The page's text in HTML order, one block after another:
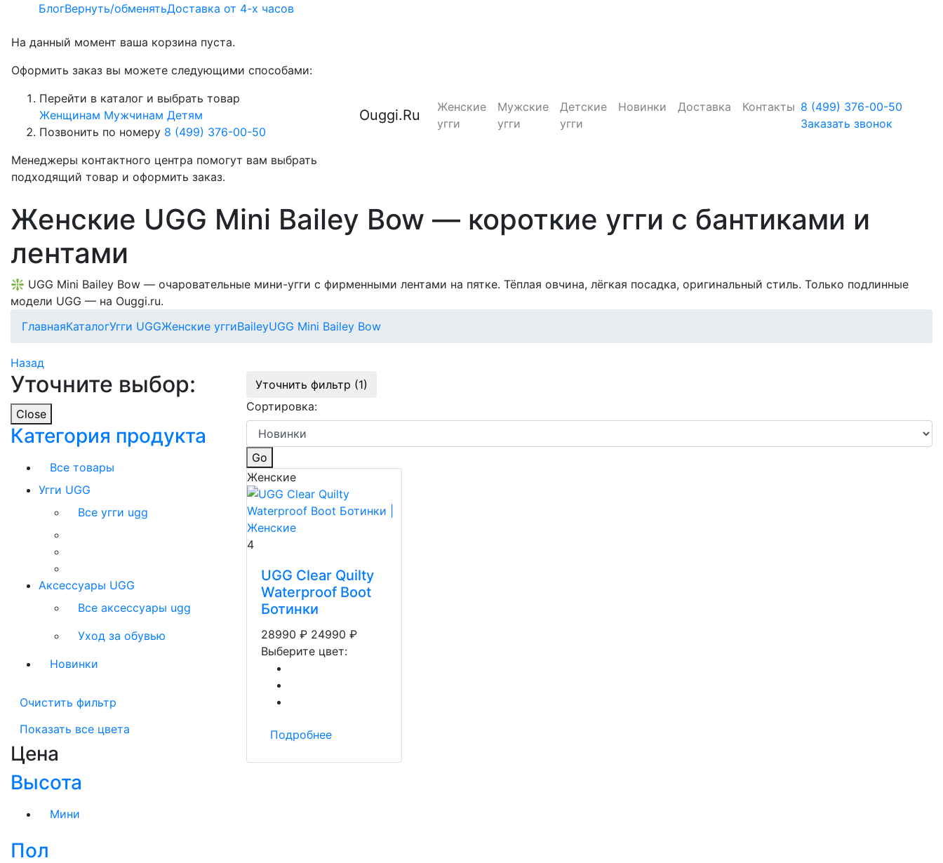
БлогВернуть/обменятьДоставка от 4-х часов
На данный момент ваша корзина пуста.
Оформить заказ вы можете следующими способами:
Перейти в каталог и выбрать товар
Женщинам Мужчинам Детям
Позвонить по номеру 8 (499) 376-00-50
Менеджеры контактного центра помогут вам выбрать
подходящий товар и оформить заказ.
Ouggi.Ru
Женские
угги
Мужские
угги
Детские
угги
Новинки Доставка Контакты 8 (499) 376-00-50
Заказать звонок
Женские UGG Mini Bailey Bow — короткие угги с бантиками и
лентами
❇️ UGG Mini Bailey Bow — очаровательные мини-угги с фирменными лентами на пятке. Тёплая овчина, лёгкая посадка, оригинальный стиль. Только подлинные
модели UGG — на Ouggi.ru.
ГлавнаяКаталогУгги UGGЖенские уггиBaileyUGG Mini Bailey Bow
Назад
Уточните выбор:
Close
Категория продукта
Все товары
Угги UGG
Все угги ugg
Аксессуары UGG
Все аксессуары ugg
Уход за обувью
Новинки
Очистить фильтр
Показать все цвета
Цена
Высота
Мини
Пол
Уточнить фильтр (1)
Сортировка:
Go
Женские
4
UGG Clear Quilty
Waterproof Boot
Ботинки
28990 ₽ 24990 ₽
Выберите цвет:
Подробнее